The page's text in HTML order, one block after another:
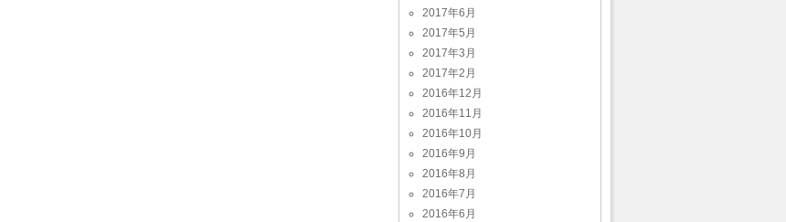
2017年6月
2017年5月
2017年3月
2017年2月
2016年12月
2016年11月
2016年10月
2016年9月
2016年8月
2016年7月
2016年6月